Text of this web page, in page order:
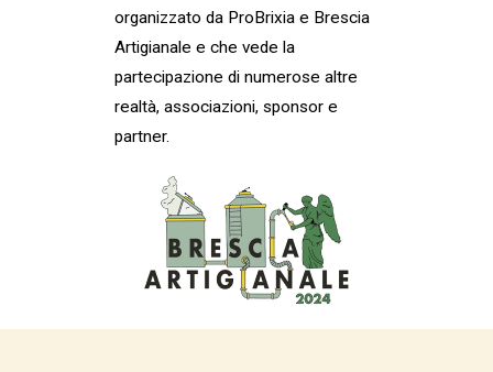
organizzato da ProBrixia e Brescia
Artigianale e che vede la
partecipazione di numerose altre
realtà, associazioni, sponsor e
partner.